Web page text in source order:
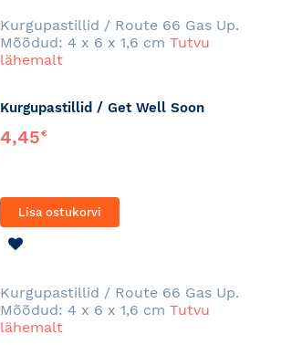
Kurgupastillid / Route 66 Gas Up.
Mõõdud: 4 x 6 x 1,6 cm Tutvu
lähemalt
Kurgupastillid / Get Well Soon
4,45€
Lisa ostukorvi
Kurgupastillid / Route 66 Gas Up.
Mõõdud: 4 x 6 x 1,6 cm Tutvu
lähemalt